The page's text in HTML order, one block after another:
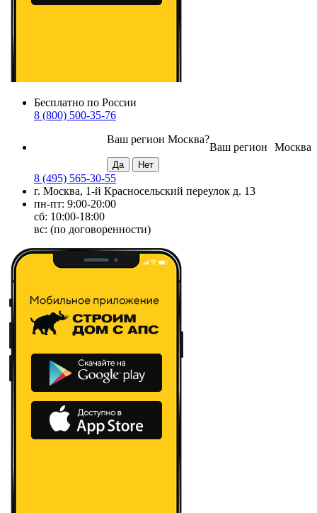
Бесплатно по России
8 (800) 500-35-76
Москва
Ваш регион
Ваш регион Москва?
8 (495) 565-30-55
г. Москва, 1-й Красносельский переулок д. 13
пн-пт: 9:00-20:00
сб: 10:00-18:00
вс: (по договоренности)